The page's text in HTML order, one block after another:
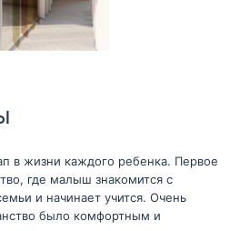
в жизни каждого ребенка. Первое
где малыш знакомится с
и начинает учится. Очень
было комфортным и